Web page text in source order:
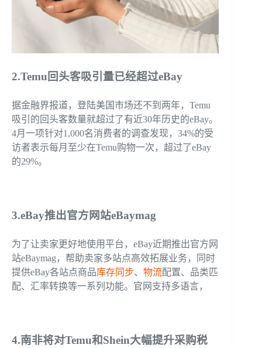
2.Temu回头客吸引量已经超过eBay
据金融界报道，登陆美国市场还不到两年，Temu
吸引的回头客数量就超过了有近30年历史的eBay。
4月一项针对1,000名消费者的调查发现，34%的受
访者表示每月至少在Temu购物一次，超过了eBay
的29%。
3.eBay推出官方网站eBaymag
为了让卖家更好地使用平台，eBay近期推出官方网
站eBaymag，帮助卖家多站点高效拓展业务，同时
提供eBay各站点商品库存同步、 物流配置、品类匹
配、汇率转换等一系列功能。官网支持多语言，
4.南非将对Temu和Shein大幅提升采购税